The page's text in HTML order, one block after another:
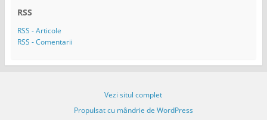
e
m
a
RSS
RSS - Articole
RSS - Comentarii
Vezi situl complet
Propulsat cu mândrie de WordPress